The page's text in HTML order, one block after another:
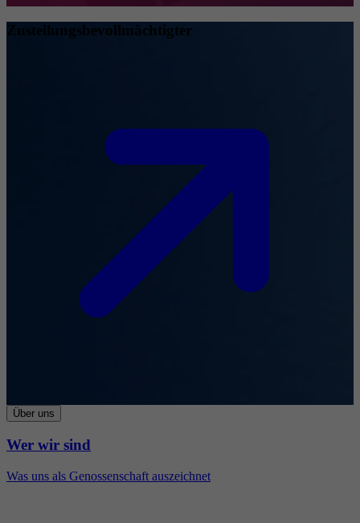
Zustellungsbevollmächtigter
Über uns
Wer wir sind
Was uns als Genossenschaft auszeichnet